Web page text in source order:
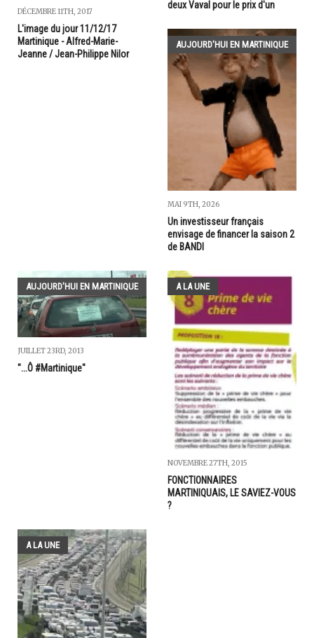
DÉCEMBRE 11TH, 2017
L'image du jour 11/12/17
Martinique - Alfred-Marie-
Jeanne / Jean-Philippe Nilor
deux Vaval pour le prix d'un
AUJOURD'HUI EN MARTINIQUE
MAI 9TH, 2026
Un investisseur français
envisage de financer la saison 2
de BANDI
AUJOURD'HUI EN MARTINIQUE
JUILLET 23RD, 2013
"...Ô #Martinique"
A LA UNE
NOVEMBRE 27TH, 2015
FONCTIONNAIRES
MARTINIQUAIS, LE SAVIEZ-VOUS
?
A LA UNE